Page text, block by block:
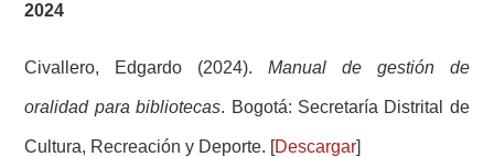
2024
Civallero, Edgardo (2024). Manual de gestión de
oralidad para bibliotecas. Bogotá: Secretaría Distrital de
Cultura, Recreación y Deporte. [Descargar]